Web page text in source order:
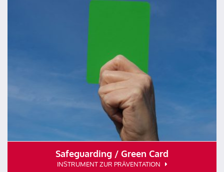
Safeguarding / Green Card
INSTRUMENT ZUR PRÄVENTATION